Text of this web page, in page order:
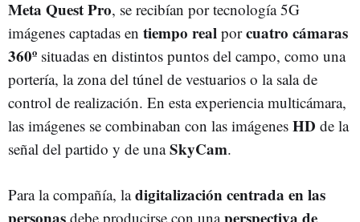
Meta Quest Pro, se recibían por tecnología 5G
imágenes captadas en tiempo real porcuatro cámaras
360º situadas en distintos puntos del campo, como una
portería, la zona del túnel de vestuarios o la sala de
control de realización. En esta experiencia multicámara,
las imágenes se combinaban con las imágenes HD de la
señal del partido y de unaSkyCam.
Para la compañía, ladigitalización centrada en las
debe producirse con una